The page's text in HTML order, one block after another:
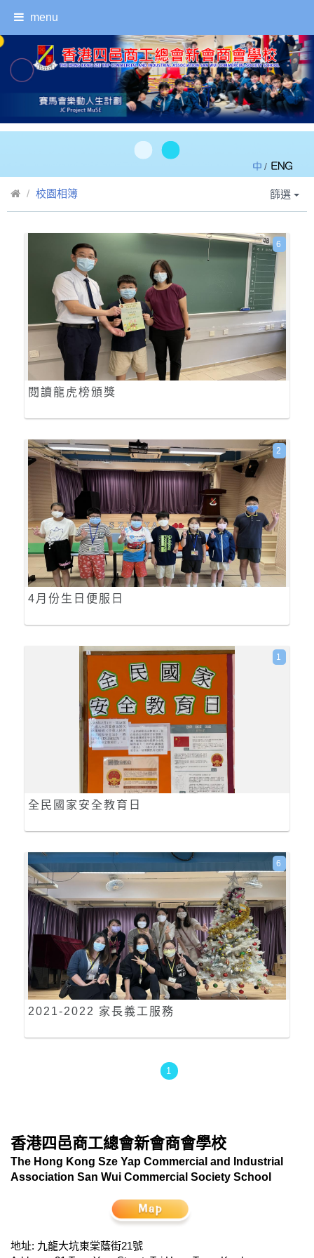
menu
/
校園相簿 篩選
閱讀龍虎榜頒獎
6
4月份生日便服日
2
全民國家安全教育日
1
2021-2022 家長義工服務
6
1
香港四邑商工總會新會商會學校
The Hong Kong Sze Yap Commercial and Industrial
Association San Wui Commercial Society School
地址: 九龍大坑東棠蔭街21號